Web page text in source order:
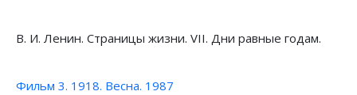
В. И. Ленин. Страницы жизни. VII. Дни равные годам.
Фильм 3. 1918. Весна. 1987